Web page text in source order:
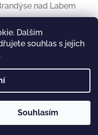
Dalším
souhlas s jejich
.
Souhlasím
nad Labem